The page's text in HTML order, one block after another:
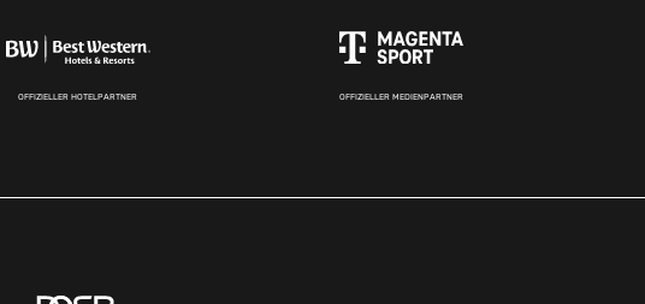
OFFIZIELLER HOTELPARTNER OFFIZIELLER MEDIENPARTNER